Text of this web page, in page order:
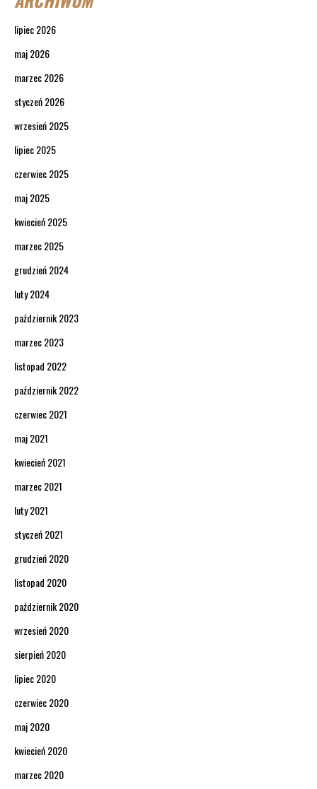
lipiec 2026
maj 2026
marzec 2026
styczeń 2026
wrzesień 2025
lipiec 2025
czerwiec 2025
maj 2025
kwiecień 2025
marzec 2025
grudzień 2024
luty 2024
październik 2023
marzec 2023
listopad 2022
październik 2022
czerwiec 2021
maj 2021
kwiecień 2021
marzec 2021
luty 2021
styczeń 2021
grudzień 2020
listopad 2020
październik 2020
wrzesień 2020
sierpień 2020
lipiec 2020
czerwiec 2020
maj 2020
kwiecień 2020
marzec 2020